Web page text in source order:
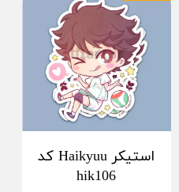
استیکر Haikyuu کد
hik106